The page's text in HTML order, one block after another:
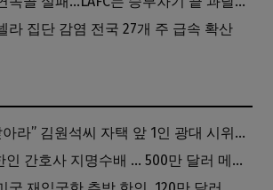
라 집단 감염 전국 27개 주 급속 확산
[화제] “내 돈 갚아라” 김원석씨 자택 앞 1인 광대 시위 … 한인 투자사, “108만 달러 못받아”
연방 당국, LA 한인 간호사 지명수배 … 500만 달러 메디캐어 사기, 선고 직전 한국 도주